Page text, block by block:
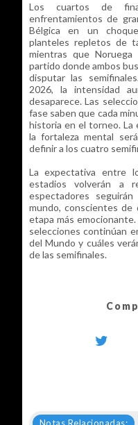
Los cuartos de
enfrentamientos de
Bélgica en un
planteles repletos de
mientras que
partido donde ambos
disputar las
2026, la intensidad
desaparece. Las
fase saben que cada
historia en el torneo. La
la fortaleza mental
definir a los cuatro
La expectativa entre
estadios volverán a
espectadores
mundo, conscientes
etapa más
selecciones continúan
del Mundo y cuáles
de las semifinales.